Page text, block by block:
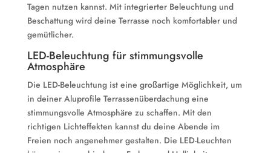
Tagen nutzen kannst. Mit integrierter Beleuchtung und
Beschattung wird deine Terrasse noch komfortabler und
gemütlicher.
LED-Beleuchtung für stimmungsvolle
Atmosphäre
Die LED-Beleuchtung ist eine großartige Möglichkeit, um
in deiner Aluprofile Terrassenüberdachung eine
stimmungsvolle Atmosphäre zu schaffen. Mit den
richtigen Lichteffekten kannst du deine Abende im
Freien noch angenehmer gestalten. Die LED-Leuchten